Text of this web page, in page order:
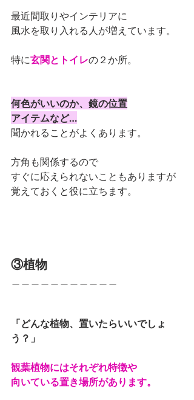
最近間取りやインテリアに
風水を取り入れる人が増えています。
特に玄関とトイレの２か所。
何色がいいのか、鏡の位置
アイテムなど…
聞かれることがよくあります。
方角も関係するので
すぐに応えられないこともありますが
覚えておくと役に立ちます。
③植物
「どんな植物、置いたらいいでしょ
う？」
観葉植物にはそれぞれ特徴や
向いている置き場所があります。